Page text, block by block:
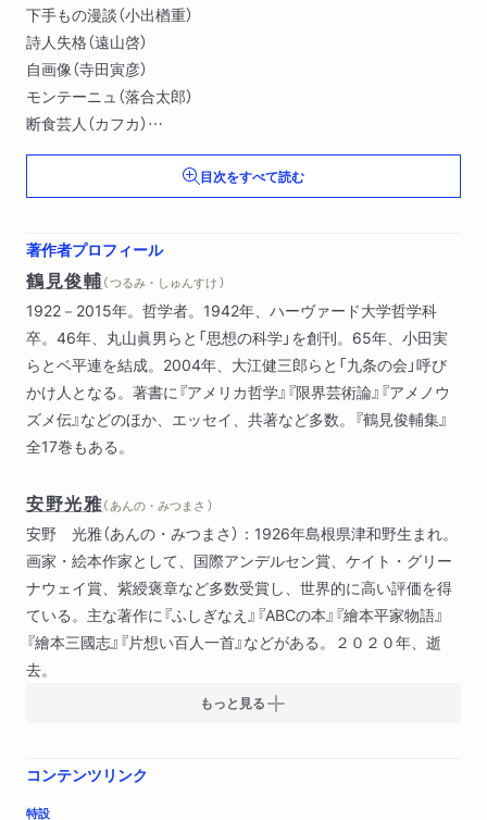
下手もの漫談（小出楢重）
詩人失格（遠山啓）
自画像（寺田寅彦）
モンテーニュ（落合太郎）
断食芸人（カフカ）
酔中一家言（尾崎士郎）
桜間弓川さんのこと（野上弥生子）〔ほか〕
目次をすべて読む
著作者プロフィール
鶴見俊輔（ つるみ・しゅんすけ ）
1922－2015年。哲学者。1942年、ハーヴァード大学哲学科
卒。46年、丸山眞男らと「思想の科学」を創刊。65年、小田実
らとベ平連を結成。2004年、大江健三郎らと「九条の会」呼び
かけ人となる。著書に『アメリカ哲学』『限界芸術論』『アメノウ
ズメ伝』などのほか、エッセイ、共著など多数。『鶴見俊輔集』
全17巻もある。
安野光雅（ あんの・みつまさ ）
安野 光雅（あんの・みつまさ）：1926年島根県津和野生まれ。
画家・絵本作家として、国際アンデルセン賞、ケイト・グリー
ナウェイ賞、紫綬褒章など多数受賞し、世界的に高い評価を得
ている。主な著作に『ふしぎなえ』『ABCの本』『繪本平家物語』
『繪本三國志』『片想い百人一首』などがある。２０２０年、逝
去。
もっと見る
コンテンツリンク
特設